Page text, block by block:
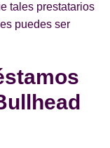
tales prestatarios
puedes ser